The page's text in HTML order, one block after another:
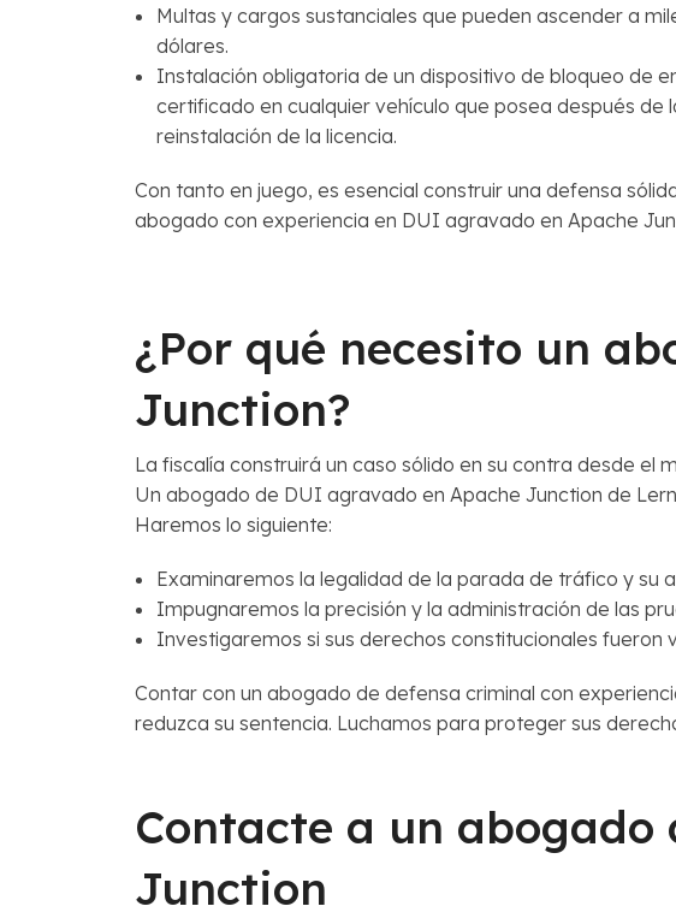
Multas y cargos sustanciales que pueden ascender a
dólares.
Instalación obligatoria de un dispositivo de bloqueo de
certificado en cualquier vehículo que posea después de
reinstalación de la licencia.
Con tanto en juego, es esencial construir una defensa
abogado con experiencia en DUI agravado en Apache
¿Por qué necesito un
Junction?
La fiscalía construirá un caso sólido en su contra desde el
Un abogado de DUI agravado en Apache Junction de
Haremos lo siguiente:
Examinaremos la legalidad de la parada de tráfico y su
Impugnaremos la precisión y la administración de las
Investigaremos si sus derechos constitucionales fueron
Contar con un abogado de defensa criminal con
reduzca su sentencia. Luchamos para proteger sus
Contacte a un
Junction